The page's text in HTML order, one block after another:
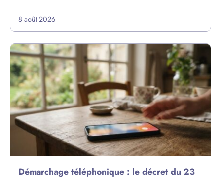
8 août 2026
Démarchage téléphonique : le décret du 23